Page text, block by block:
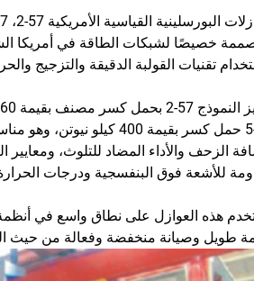
تقنيات القولبة الدقيقة والتزجيج
57-5 حمل كسر بقيمة 400
الزحف والأداء المضاد للتلوث،
للأشعة فوق البنفسجية ودرجات
هذه العوازل على نطاق واسع في أنظمة
طويل وصيانة منخفضة وفعالة من حيث